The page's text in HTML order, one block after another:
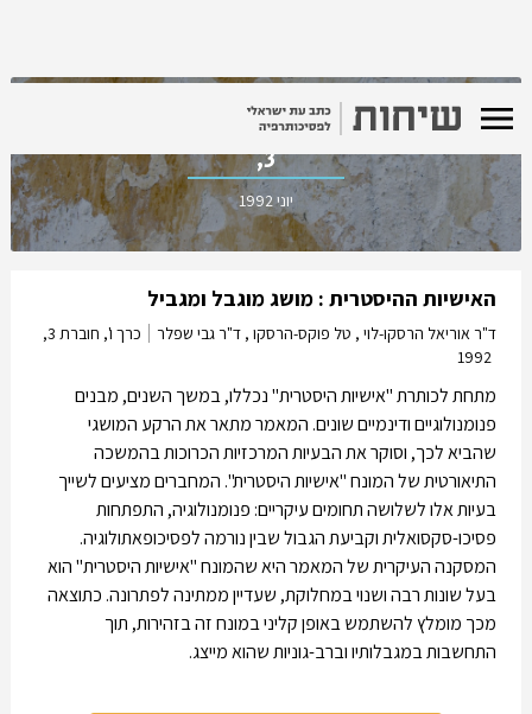
כרך ו', חוברת
3,
יוני 1992
האישיות ההיסטרית : מושג מוגבל ומגביל
ד"ר אוריאל הרסקו-לוי , טל פוקס-הרסקו , ד"ר גבי שפלר
כרך ו', חוברת 3,
1992
מתחת לכותרת "אישיות היסטרית" נכללו, במשך השנים, מבנים
פנומנולוגיים ודינמיים שונים. המאמר מתאר את הרקע המושגי
שהביא לכך, וסוקר את הבעיות המרכזיות הכרוכות בהמשכה
התיאורטית של המונח "אישיות היסטרית". המחברים מציעים לשייך
בעיות אלו לשלושה תחומים עיקריים: פנומנולוגיה, התפתחות
פסיכו-סקסואלית וקביעת הגבול שבין נורמה לפסיכופאתולוגיה.
המסקנה העיקרית של המאמר היא שהמונח "אישיות היסטרית" הוא
בעל שונות רבה ושנוי במחלוקת, שעדיין ממתינה לפתרונה. כתוצאה
מכך מומלץ להשתמש באופן קליני במונח זה בזהירות, תוך
התחשבות במגבלותיו וברב-גוניות שהוא מייצג.